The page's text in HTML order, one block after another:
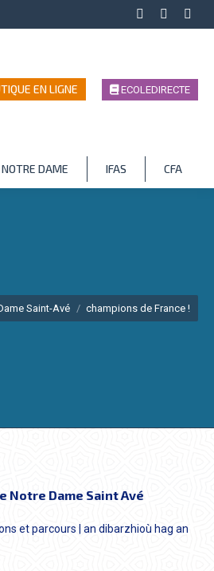
in
in
in
EN LIGNE ECOLEDIRECTE
DAME IFAS CFA
Saint-Avé champions de France !
Notre Dame Saint Avé
et parcours | an dibarzhioù hag an